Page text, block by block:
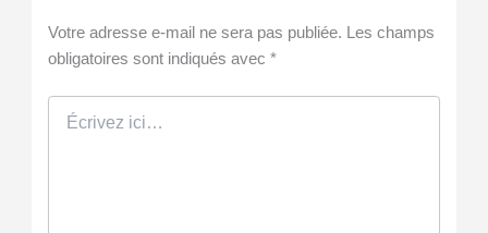
Votre adresse e-mail ne sera pas publiée.
Les champs
obligatoires sont indiqués avec *
ici…